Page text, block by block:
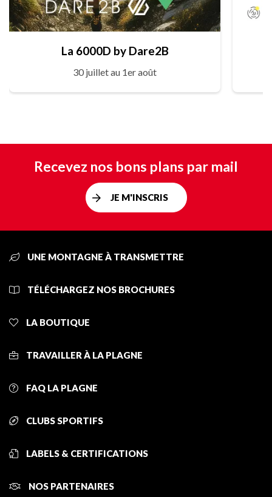
La 6000D by Dare2B
30 juillet au 1er août
Recevez nos bons plans par mail
JE M'INSCRIS
UNE MONTAGNE À TRANSMETTRE
TÉLÉCHARGEZ NOS BROCHURES
LA BOUTIQUE
TRAVAILLER À LA PLAGNE
FAQ LA PLAGNE
CLUBS SPORTIFS
LABELS & CERTIFICATIONS
NOS PARTENAIRES